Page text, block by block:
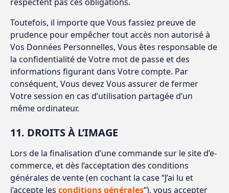
Toutefois, il importe que Vous fassiez preuve de
prudence pour empêcher tout accès non autorisé à
Vos Données Personnelles, Vous êtes responsable de
la confidentialité de Votre mot de passe et des
informations figurant dans Votre compte. Par
conséquent, Vous devez Vous assurer de fermer
Votre session en cas d’utilisation partagée d’un
même ordinateur.
11. DROITS À L’IMAGE
Lors de la finalisation d’une commande sur le site d’e-
commerce, et dès l’acceptation des conditions
générales de vente (en cochant la case “J’ai lu et
j’accepte les conditions générales“), vous accepter